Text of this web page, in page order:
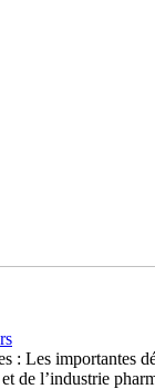
: Les importantes
de l’industrie